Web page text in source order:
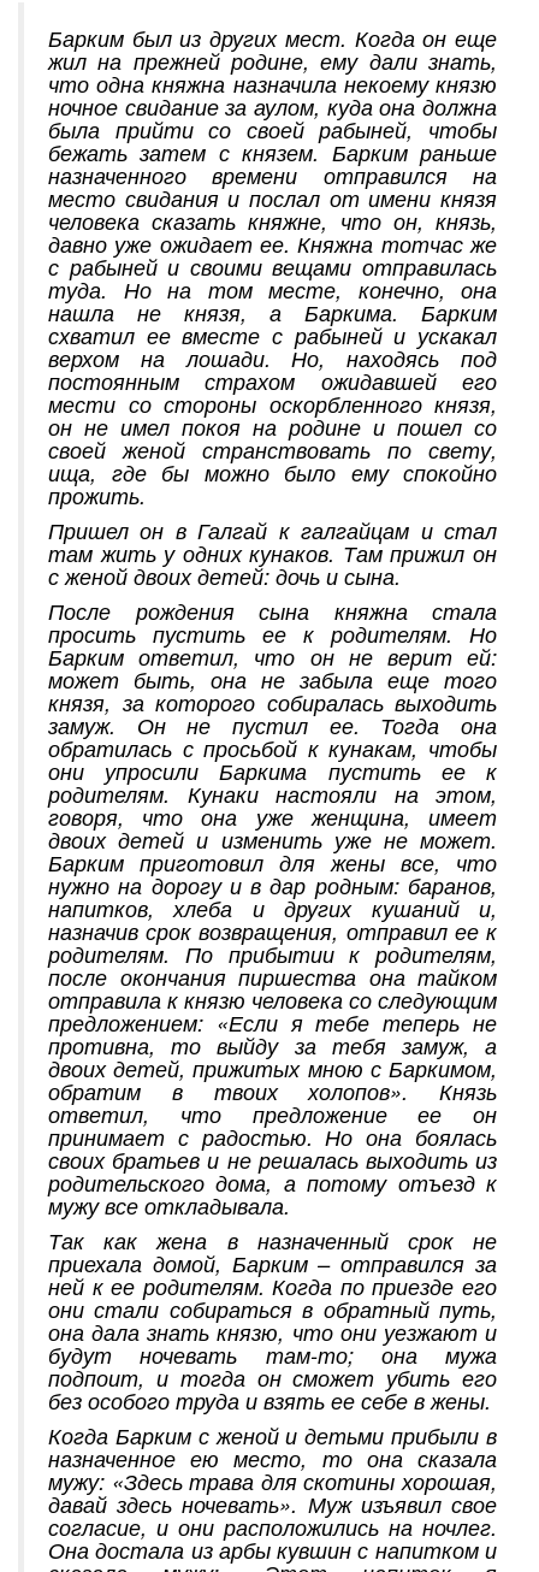
Барким был из других мест. Когда он еще
жил на прежней родине, ему дали знать,
что одна княжна назначила некоему князю
ночное свидание за аулом, куда она должна
была прийти со своей рабыней, чтобы
бежать затем с князем. Барким раньше
назначенного времени отправился на
место свидания и послал от имени князя
человека сказать княжне, что он, князь,
давно уже ожидает ее. Княжна тотчас же
с рабыней и своими вещами отправилась
туда. Но на том месте, конечно, она
нашла не князя, а Баркима. Барким
схватил ее вместе с рабыней и ускакал
верхом на лошади. Но, находясь под
постоянным страхом ожидавшей его
мести со стороны оскорбленного князя,
он не имел покоя на родине и пошел со
своей женой странствовать по свету,
ища, где бы можно было ему спокойно
прожить.
Пришел он в Галгай к галгайцам и стал
там жить у одних кунаков. Там прижил он
с женой двоих детей: дочь и сына.
После рождения сына княжна стала
просить пустить ее к родителям. Но
Барким ответил, что он не верит ей:
может быть, она не забыла еще того
князя, за которого собиралась выходить
замуж. Он не пустил ее. Тогда она
обратилась с просьбой к кунакам, чтобы
они упросили Баркима пустить ее к
родителям. Кунаки настояли на этом,
говоря, что она уже женщина, имеет
двоих детей и изменить уже не может.
Барким приготовил для жены все, что
нужно на дорогу и в дар родным: баранов,
напитков, хлеба и других кушаний и,
назначив срок возвращения, отправил ее к
родителям. По прибытии к родителям,
после окончания пиршества она тайком
отправила к князю человека со следующим
предложением: «Если я тебе теперь не
противна, то выйду за тебя замуж, а
двоих детей, прижитых мною с Баркимом,
обратим в твоих холопов». Князь
ответил, что предложение ее он
принимает с радостью. Но она боялась
своих братьев и не решалась выходить из
родительского дома, а потому отъезд к
мужу все откладывала.
Так как жена в назначенный срок не
приехала домой, Барким – отправился за
ней к ее родителям. Когда по приезде его
они стали собираться в обратный путь,
она дала знать князю, что они уезжают и
будут ночевать там-то; она мужа
подпоит, и тогда он сможет убить его
без особого труда и взять ее себе в жены.
Когда Барким с женой и детьми прибыли в
назначенное ею место, то она сказала
мужу: «Здесь трава для скотины хорошая,
давай здесь ночевать». Муж изъявил свое
согласие, и они расположились на ночлег.
Она достала из арбы кувшин с напитком и